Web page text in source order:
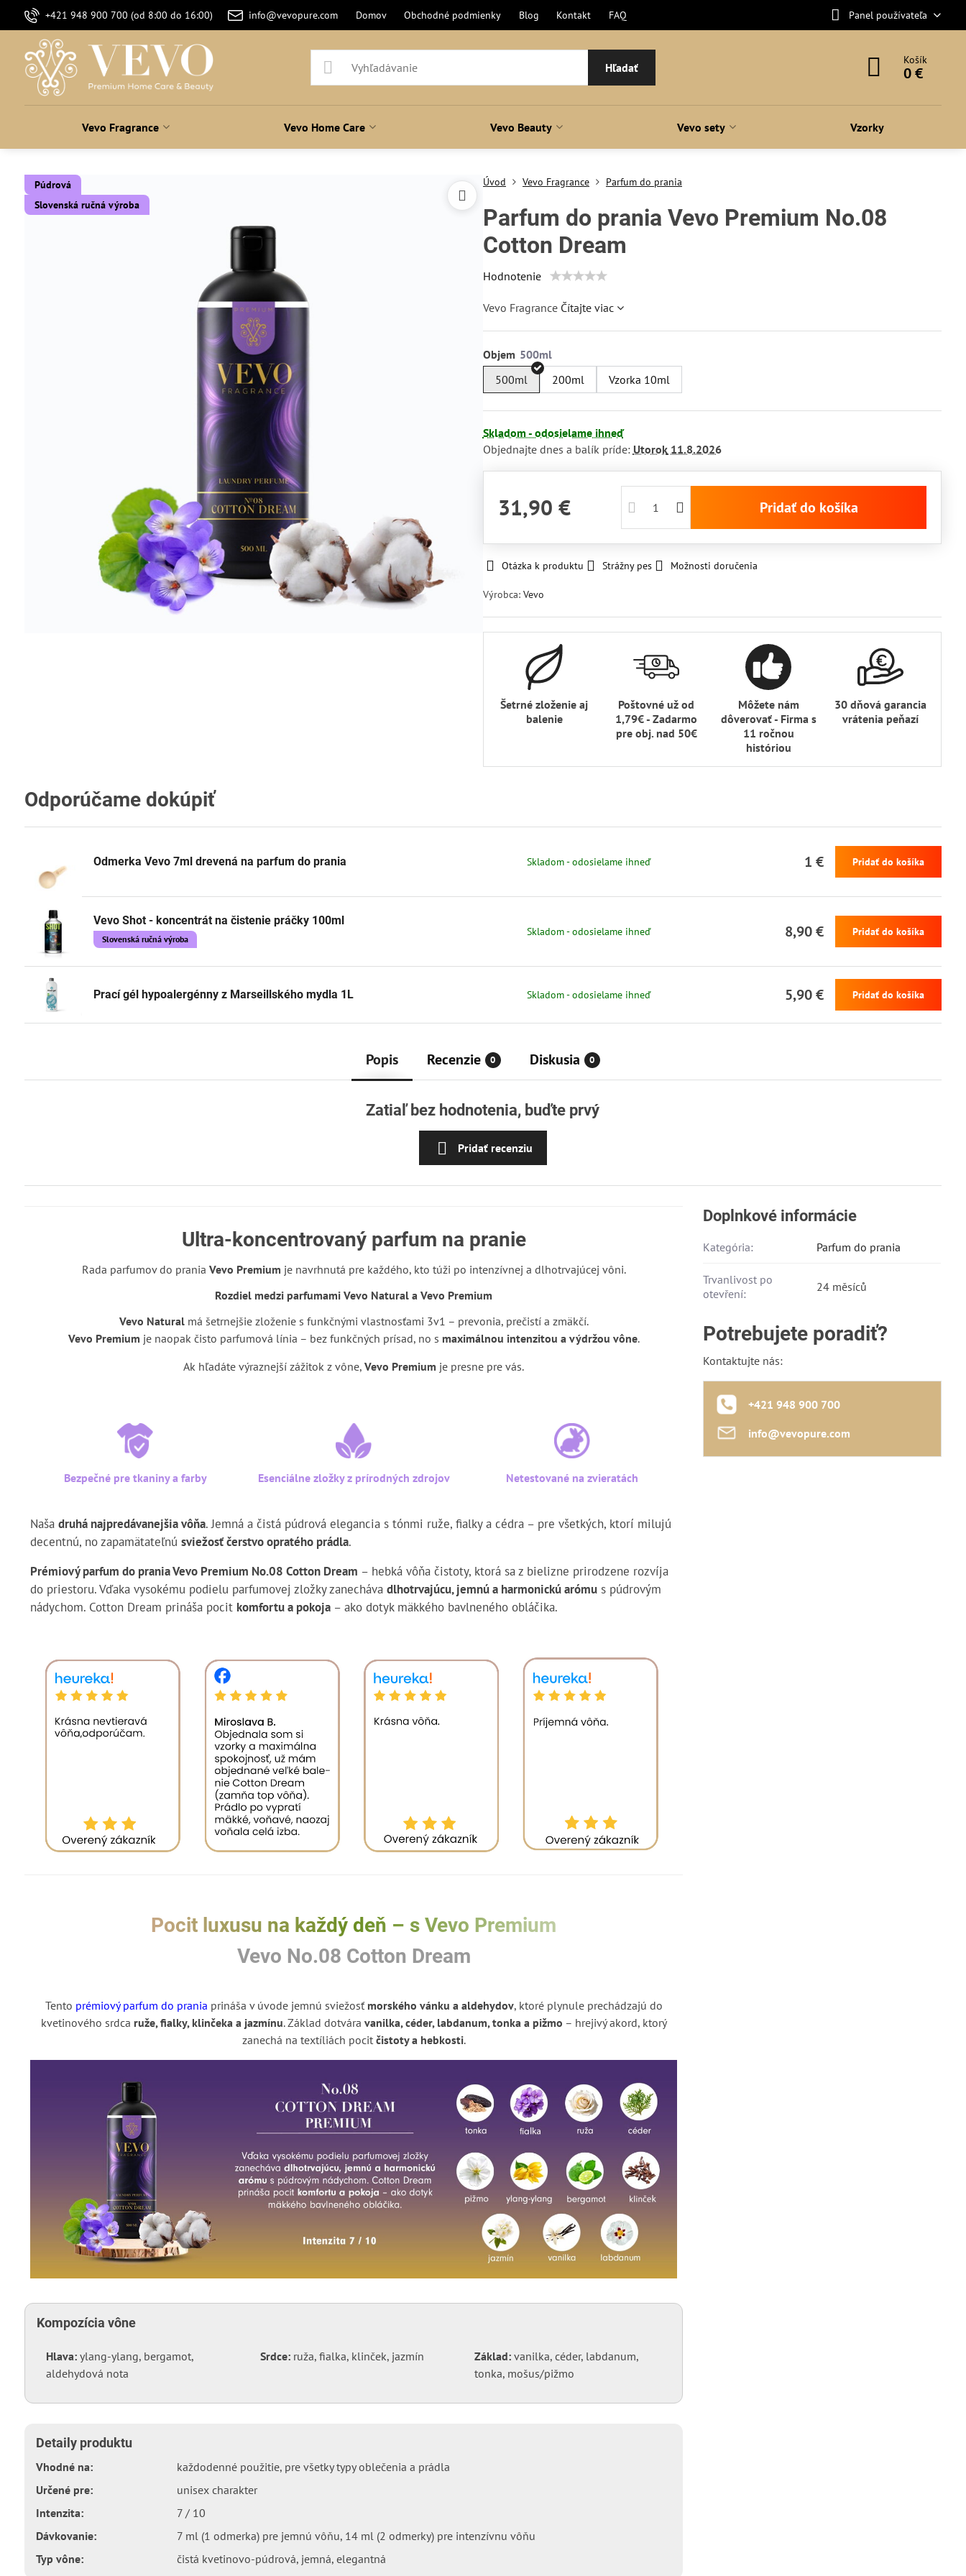
+421 948 900 700 (od 8:00 do 16:00) info@vevopure.com Domov Obchodné podmienky Blog Kontakt FAQ Panel používateľa
Hľadať
Košík
0 €
Vevo Fragrance Vevo Home Care Vevo Beauty Vevo sety Vzorky
Púdrová
Slovenská ručná výroba
Úvod Vevo Fragrance Parfum do prania
Parfum do prania Vevo Premium No.08
Cotton Dream
Hodnotenie
Vevo Fragrance Čítajte viac
Objem
500ml
200ml Vzorka 10ml
Skladom - odosielame ihneď
Objednajte dnes a balík príde: Utorok11.8.2026
31,90 € Pridať do košíka
Otázka k produktu Strážny pes Možnosti doručenia
Výrobca: Vevo
Šetrné zloženie aj
balenie
Poštovné už od
1,79€ - Zadarmo
pre obj​. nad 50€
Môžete nám
dôverovať - Firma s
11 ročnou
históriou
30 dňová garancia
vrátenia peňazí
Popis Recenzie 0 Diskusia 0
Zatiaľ bez hodnotenia, buďte prvý
Pridať recenziu
Ultra-koncentrovaný parfum na pranie
Rada parfumov do prania Vevo Premium je navrhnutá pre každého, kto túži po intenzívnej a dlhotrvajúcej vôni.
Rozdiel medzi parfumami Vevo Natural a Vevo Premium
Vevo Naturalmá šetrnejšie zloženie s funkčnými vlastnosťami 3v1 – prevonia, prečistí a zmäkčí.
Vevo Premium je naopak čisto parfumová línia – bez funkčných prísad, no s maximálnou intenzitou a výdržou vône.
Ak hľadáte výraznejší zážitok z vône,Vevo Premium je presne pre vás.
Bezpečné pre tkaniny a farby Esenciálne zložky z prírodných zdrojov Netestované na zvieratách
Našadruhá najpredávanejšia vôňa. Jemná a čistá púdrová elegancia s tónmi ruže, fialky a cédra – pre všetkých, ktorí milujú
decentnú, no zapamätateľnúsviežosť čerstvo opratého prádla.
Prémiový parfum do prania Vevo Premium No.08 Cotton Dream – hebká vôňa čistoty, ktorá sa z bielizne prirodzene rozvíja
do priestoru. Vďaka vysokému podielu parfumovej zložky zanechávadlhotrvajúcu, jemnú a harmonickú arómu s púdrovým
nádychom. Cotton Dream prináša pocit komfortu a pokoja – ako dotyk mäkkého bavlneného obláčika.
Pocit luxusu na každý deň – s Vevo Premium
Vevo No.08 Cotton Dream
Tento prémiový parfum do prania prináša v úvode jemnú sviežosť morského vánku a aldehydov, ktoré plynule prechádzajú do
kvetinového srdca ruže, fialky, klinčeka a jazmínu. Základ dotvára vanilka, céder, labdanum, tonka a pižmo – hrejivý akord, ktorý
zanechá na textíliách pocit čistoty a hebkosti.
Kompozícia vône
Hlava:ylang-ylang, bergamot,
aldehydová nota
Srdce:ruža, fialka, klinček, jazmín Základ: vanilka, céder, labdanum,
tonka, mošus/pižmo
Detaily produktu
Vhodné na:
každodenné použitie, pre všetky typy oblečenia a prádla
Určené pre:
unisex charakter
Intenzita:
7 / 10
Dávkovanie:
7 ml (1 odmerka) pre jemnú vôňu, 14 ml (2 odmerky) pre intenzívnu vôňu
Typ vône:
čistá kvetinovo-púdrová, jemná, elegantná
Doplnkové informácie
Kategória: Parfum do prania
Trvanlivost po
otevření:
24 měsíců
Potrebujete poradiť?
Kontaktujte nás:
+421 948 900 700
info​@vevopure​.com
Odporúčame dokúpiť
Odmerka Vevo 7ml drevená na parfum do prania Skladom - odosielame ihneď 1 € Pridať do košíka
Vevo Shot - koncentrát na čistenie práčky 100ml
Slovenská ručná výroba
Skladom - odosielame ihneď 8,90 € Pridať do košíka
Prací gél hypoalergénny z Marseillského mydla 1L Skladom - odosielame ihneď 5,90 € Pridať do košíka